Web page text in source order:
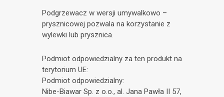
Podgrzewacz w wersji umywalkowo –
prysznicowej pozwala na korzystanie z
wylewki lub prysznica.
Podmiot odpowiedzialny za ten produkt na
terytorium UE:
Podmiot odpowiedzialny:
Nibe-Biawar Sp. z o.o., al. Jana Pawła II 57,